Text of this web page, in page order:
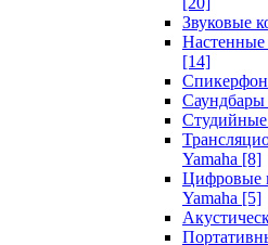
Звуковые
Настенные
[14]
Саундбары
Yamaha [8]
Цифровые
Yamaha [5]